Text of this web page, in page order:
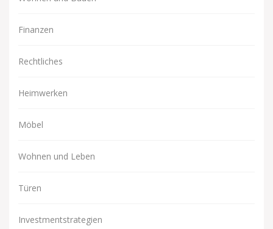
Finanzen
Rechtliches
Heimwerken
Möbel
Wohnen und Leben
Türen
Investmentstrategien